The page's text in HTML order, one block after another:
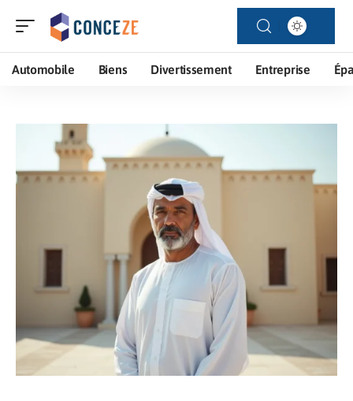
Automobile Biens Divertissement Entreprise